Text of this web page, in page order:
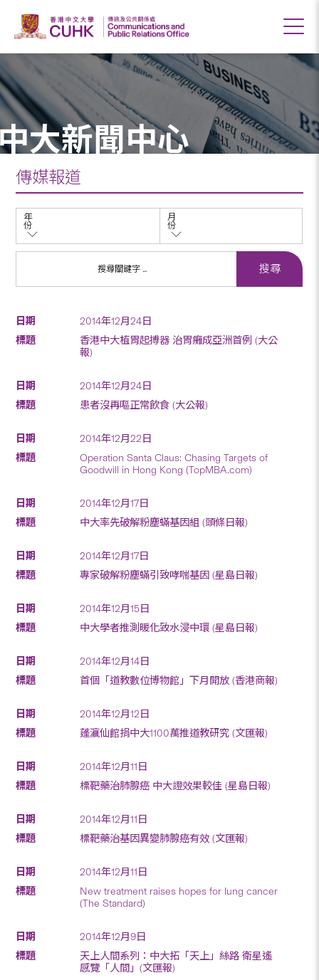
大新聞中心
傳媒報道
年
份
月
份
2014年12月24日
香港中大植胃起搏器 治胃癱成亞洲首例 (大公
報)
2014年12月24日
患者沒再嘔正常飲食 (大公報)
2014年12月22日
Operation Santa Claus: Chasing Targets of
Goodwill in Hong Kong (TopMBA.com)
2014年12月17日
中大率先破解粉塵蟎基因組 (頭條日報)
2014年12月17日
專家破解粉塵蟎引致哮喘基因 (星島日報)
2014年12月15日
中大學者推測暖化致水浸中環 (星島日報)
2014年12月14日
首個「道教數位博物館」下月開放 (香港商報)
2014年12月12日
蓬瀛仙館捐中大1100萬推道教研究 (文匯報)
2014年12月11日
標靶藥治肺腺癌 中大證效果較佳 (星島日報)
2014年12月11日
標靶藥治基因異變肺腺癌有效 (文匯報)
2014年12月11日
New treatment raises hopes for lung cancer
(The Standard)
2014年12月9日
天上人間系列：中大拓「天上」絲路 衛星遙
感覽「人間」(文匯報)